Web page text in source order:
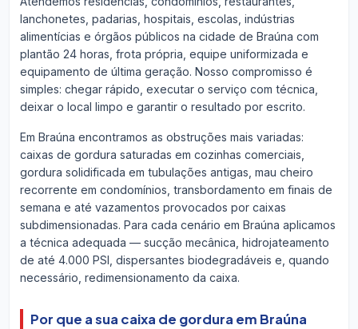
lanchonetes, padarias, hospitais, escolas, indústrias
alimentícias e órgãos públicos na cidade de Braúna com
plantão 24 horas, frota própria, equipe uniformizada e
equipamento de última geração. Nosso compromisso é
simples: chegar rápido, executar o serviço com técnica,
deixar o local limpo e garantir o resultado por escrito.
Em Braúna encontramos as obstruções mais variadas:
caixas de gordura saturadas em cozinhas comerciais,
gordura solidificada em tubulações antigas, mau cheiro
recorrente em condomínios, transbordamento em finais de
semana e até vazamentos provocados por caixas
subdimensionadas. Para cada cenário em Braúna aplicamos
a técnica adequada — sucção mecânica, hidrojateamento
de até 4.000 PSI, dispersantes biodegradáveis e, quando
necessário, redimensionamento da caixa.
Por que a sua caixa de gordura em Braúna